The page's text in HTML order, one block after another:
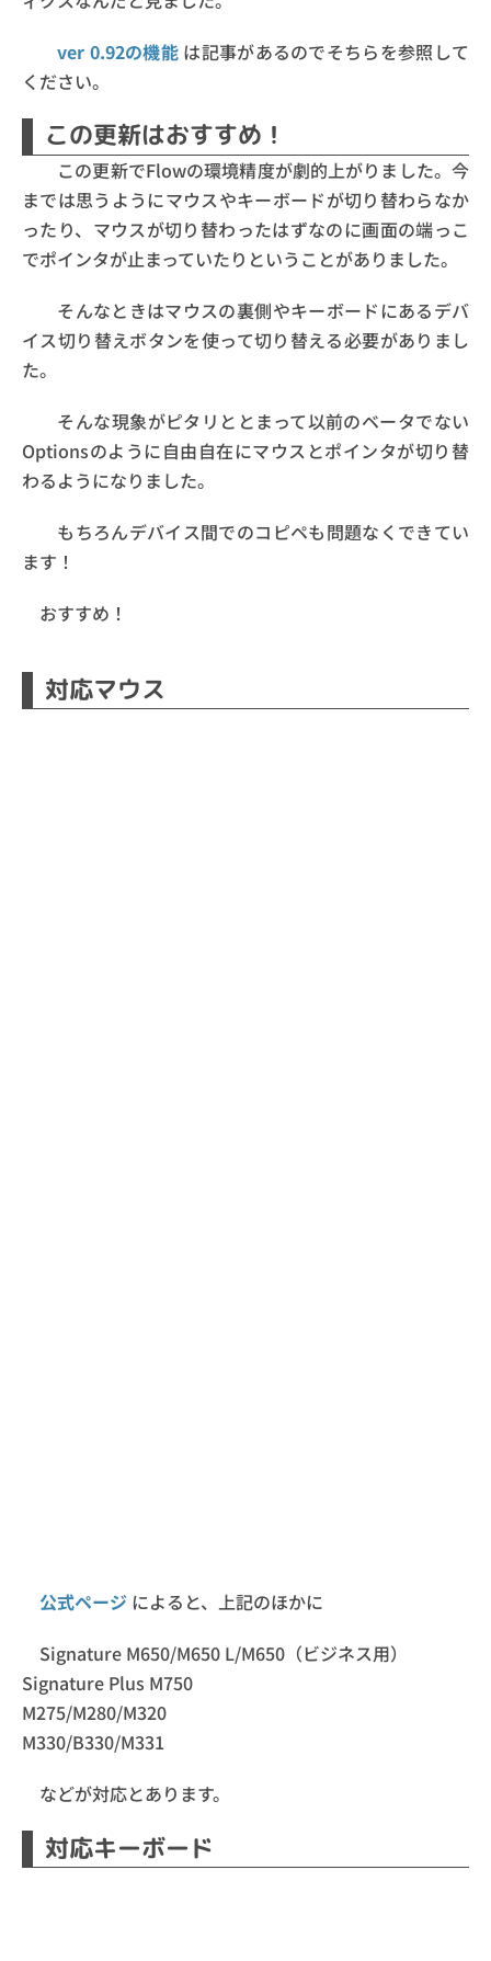
ver 0.92の機能は記事があるのでそちらを参照して
ください。
この更新はおすすめ！
この更新でFlowの環境精度が劇的上がりました。今
までは思うようにマウスやキーボードが切り替わらなか
ったり、マウスが切り替わったはずなのに画面の端っこ
でポインタが止まっていたりということがありました。
そんなときはマウスの裏側やキーボードにあるデバ
イス切り替えボタンを使って切り替える必要がありまし
た。
そんな現象がピタリととまって以前のベータでない
Optionsのように自由自在にマウスとポインタが切り替
わるようになりました。
もちろんデバイス間でのコピペも問題なくできてい
ます！
おすすめ！
対応マウス
公式ページ によると、上記のほかに
Signature M650/M650 L/M650（ビジネス用）
Signature Plus M750
M275/M280/M320
M330/B330/M331
などが対応とあります。
対応キーボード